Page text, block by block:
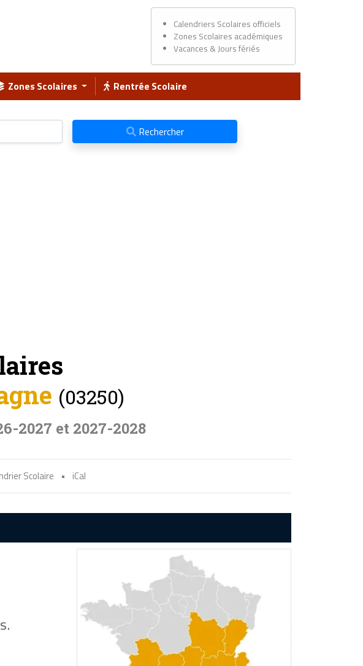
Calendriers Scolaires officiels
Zones Scolaires académiques
Vacances & Jours fériés
Zones Scolaires Rentrée Scolaire
Rechercher
(03250)
2027 et 2027-2028
Scolaire • iCal